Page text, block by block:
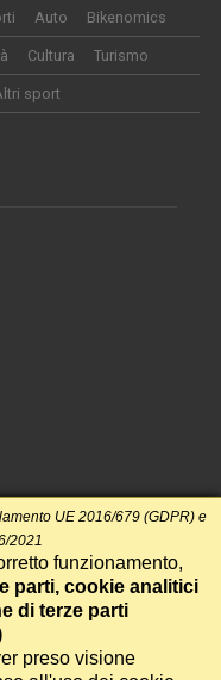
Auto Bikenomics
Cultura Turismo
sport
UE 2016/679 (GDPR) e
2021
funzionamento,
parti, cookie analitici
di terze parti
preso visione